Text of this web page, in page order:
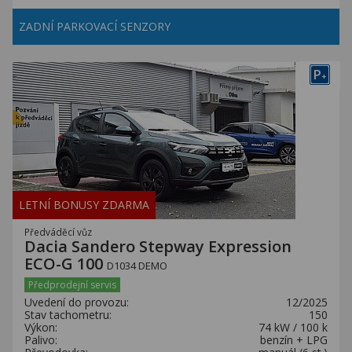
ZADNÍ PARKOVACÍ SENZORY
P+
LETNÍ BONUSY ZDARMA
Předváděcí vůz
Dacia Sandero Stepway Expression
ECO-G 100 D1034 DEMO
Předprodejní servis
Uvedení do provozu:
12/2025
Stav tachometru:
150
Výkon:
74 kW / 100 k
Palivo:
benzín + LPG